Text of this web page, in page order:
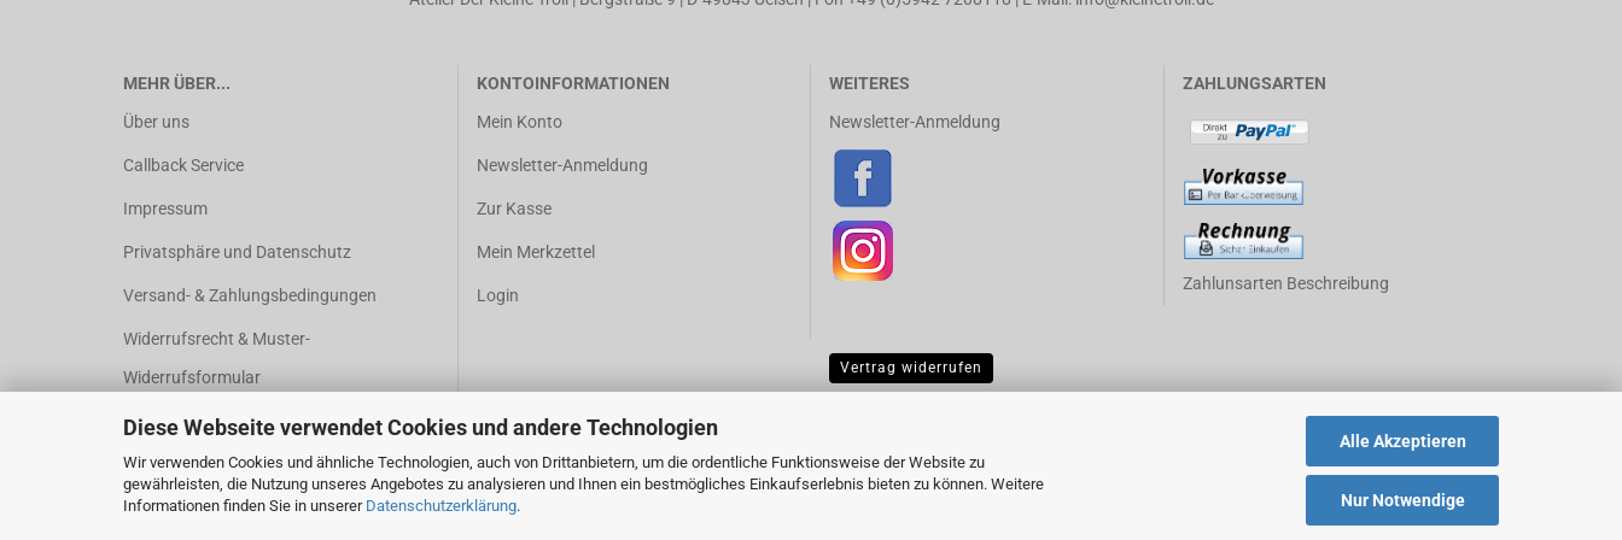
Diese Webseite verwendet Cookies und andere Technologien
Wir verwenden Cookies und ähnliche Technologien, auch von Drittanbietern, um die ordentliche Funktionsweise der Website zu
gewährleisten, die Nutzung unseres Angebotes zu analysieren und Ihnen ein bestmögliches Einkaufserlebnis bieten zu können. Weitere
Informationen finden Sie in unserer Datenschutzerklärung.
Alle Akzeptieren
Nur Notwendige
MEHR ÜBER...
Über uns
Callback Service
Impressum
Privatsphäre und Datenschutz
Versand- & Zahlungsbedingungen
Widerrufsrecht & Muster-
Widerrufsformular
AGB
Cookie Einstellungen
KONTOINFORMATIONEN
Mein Konto
Newsletter-Anmeldung
Zur Kasse
Mein Merkzettel
Login
WEITERES
Newsletter-Anmeldung
ZAHLUNGSARTEN
Zahlunsarten Beschreibung
Vertrag widerrufen